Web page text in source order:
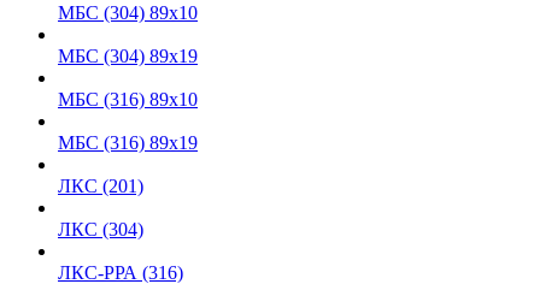
МБС (304) 89х10
МБС (304) 89х19
МБС (316) 89х10
МБC (316) 89х19
ЛКС (201)
ЛКС (304)
ЛКС-РРА (316)